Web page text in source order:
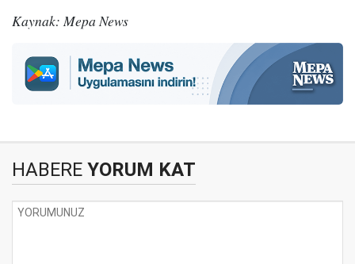
Kaynak: Mepa News
HABERE YORUM KAT